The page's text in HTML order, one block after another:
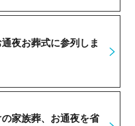
夜お葬式に参列しま
家族葬、お通夜を省